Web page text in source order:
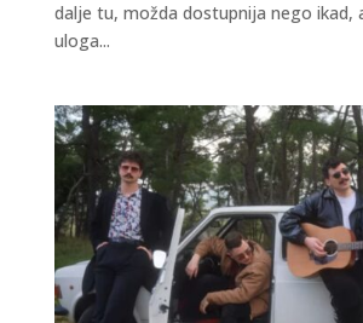
dalje tu, možda dostupnija nego ikad,
uloga...